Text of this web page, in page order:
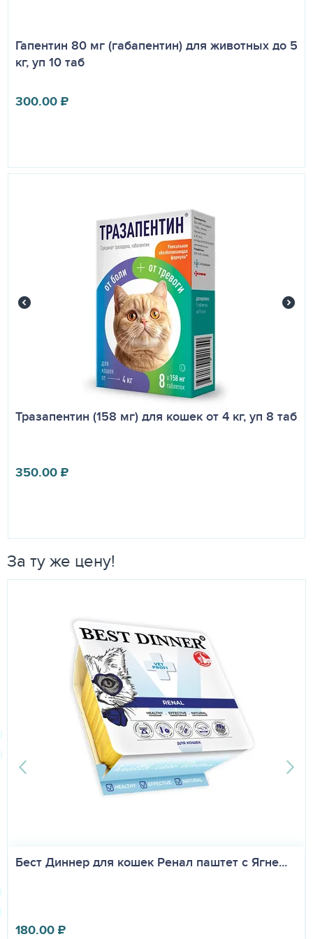
Гапентин 80 мг (габапентин) для животных до 5
кг, уп 10 таб
300.00₽
Тразапентин (158 мг) для кошек от 4 кг, уп 8 таб
350.00₽
За ту же цену!
Бест Диннер для кошек Ренал паштет с Ягне...
180.00₽